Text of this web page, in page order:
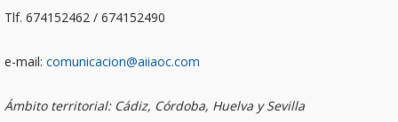
Tlf. 674152462 / 674152490
e-mail: comunicacion@aiiaoc.com
Ámbito territorial: Cádiz, Córdoba, Huelva y Sevilla